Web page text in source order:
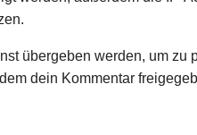
übergeben werden, um zu
dein Kommentar